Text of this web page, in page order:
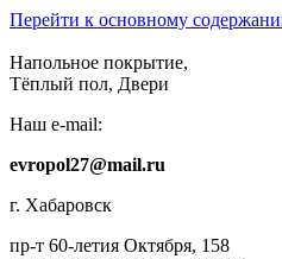
Перейти к основному
Напольное покрытие,
Тёплый пол, Двери
Наш e-mail:
evropol27@mail.ru
г. Хабаровск
пр-т 60-летия Октября, 158